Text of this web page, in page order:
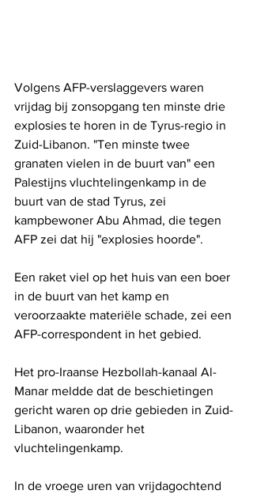
Volgens AFP-verslaggevers waren
vrijdag bij zonsopgang ten minste drie
explosies te horen in de Tyrus-regio in
Zuid-Libanon. "Ten minste twee
granaten vielen in de buurt van" een
Palestijns vluchtelingenkamp in de
buurt van de stad Tyrus, zei
kampbewoner Abu Ahmad, die tegen
AFP zei dat hij "explosies hoorde".
Een raket viel op het huis van een boer
in de buurt van het kamp en
veroorzaakte materiële schade, zei een
AFP-correspondent in het gebied.
Het pro-Iraanse Hezbollah-kanaal Al-
Manar meldde dat de beschietingen
gericht waren op drie gebieden in Zuid-
Libanon, waaronder het
vluchtelingenkamp.
In de vroege uren van vrijdagochtend